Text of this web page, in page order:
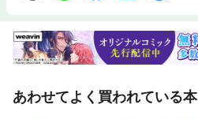
あわせてよく買われている本